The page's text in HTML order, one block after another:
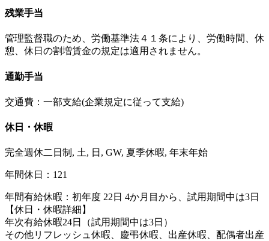
残業手当
管理監督職のため、労働基準法４１条により、労働時間、休
憩、休日の割増賃金の規定は適用されません。
通勤手当
交通費：一部支給(企業規定に従って支給)
休日・休暇
完全週休二日制, 土, 日, GW, 夏季休暇, 年末年始
年間休日：121
年間有給休暇：初年度 22日 4か月目から、試用期間中は3日
【休日・休暇詳細】
年次有給休暇24日（試用期間中は3日）
その他リフレッシュ休暇、慶弔休暇、出産休暇、配偶者出産